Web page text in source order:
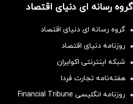
گروه رسانه ای دنیای اقتصاد
گروه رسانه ای دنیای اقتصاد
روزنامه دنیای اقتصاد
شبکه اینترنتی اکوایران
هفته‌نامه تجارت فردا
روزنامه انگلیسی Financial Tribune